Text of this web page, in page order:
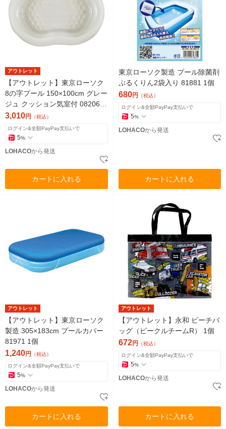
アウトレット
【アウトレット】東京ローソク
8の字プール 150×100cm グレー
ジュ クッション気室付 082064
1個
3,010円 （税込）
ログイン&全額PayPay支払いで
5%
LOHACOから発送
カートに入れる
東京ローソク製造 プール除菌剤
ぷるくりん2袋入り 81881 1個
680円 （税込）
ログイン&全額PayPay支払いで
5%
LOHACOから発送
カートに入れる
アウトレット
【アウトレット】東京ローソク
製造 305×183cm プールカバー
81971 1個
1,240円 （税込）
ログイン&全額PayPay支払いで
5%
LOHACOから発送
カートに入れる
アウトレット
【アウトレット】永和 ビーチバ
ッグ（ビークルチームR） 1個
672円 （税込）
ログイン&全額PayPay支払いで
5%
LOHACOから発送
カートに入れる